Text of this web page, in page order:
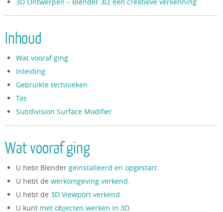
Inhoud
Wat vooraf ging
Inleiding
Gebruikte technieken
Tas
Subdivision Surface Modifier
Wat vooraf ging
U hebt Blendergeïnstalleerd en opgestart.
U hebt dewerkomgeving verkend.
U hebt de3D Viewport verkend.
U kunt met objecten werken in 3D.